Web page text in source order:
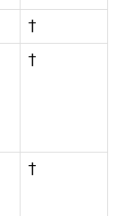
†
†
†